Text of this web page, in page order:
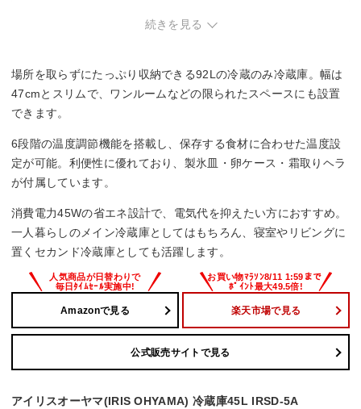
–
続きを見る
場所を取らずにたっぷり収納できる92Lの冷蔵のみ冷蔵庫。幅は
47cmとスリムで、ワンルームなどの限られたスペースにも設置
できます。
6段階の温度調節機能を搭載し、保存する食材に合わせた温度設
定が可能。利便性に優れており、製氷皿・卵ケース・霜取りヘラ
が付属しています。
消費電力45Wの省エネ設計で、電気代を抑えたい方におすすめ。
一人暮らしのメイン冷蔵庫としてはもちろん、寝室やリビングに
置くセカンド冷蔵庫としても活躍します。
Amazonで見る 楽天市場で見る
公式販売サイトで見る
アイリスオーヤマ(IRIS OHYAMA) 冷蔵庫45L IRSD-5A